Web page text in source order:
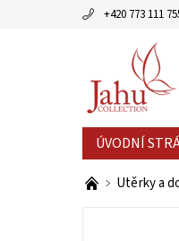
+420 773 111
ÚVODNÍ
AKCE MĚSÍCE
Utěrky a